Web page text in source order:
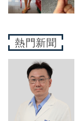
熱門新聞